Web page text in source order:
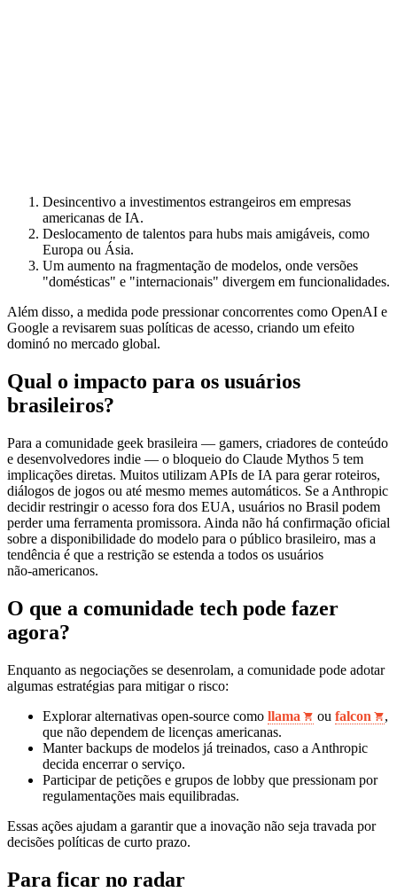
Desincentivo a investimentos estrangeiros em empresas
americanas de IA.
Deslocamento de talentos para hubs mais amigáveis, como
Europa ou Ásia.
Um aumento na fragmentação de modelos, onde versões
"domésticas" e "internacionais" divergem em funcionalidades.
Além disso, a medida pode pressionar concorrentes como OpenAI e
Google a revisarem suas políticas de acesso, criando um efeito
dominó no mercado global.
Qual o impacto para os usuários
brasileiros?
Para a comunidade geek brasileira — gamers, criadores de conteúdo
e desenvolvedores indie — o bloqueio do Claude Mythos 5 tem
implicações diretas. Muitos utilizam APIs de IA para gerar roteiros,
diálogos de jogos ou até mesmo memes automáticos. Se a Anthropic
decidir restringir o acesso fora dos EUA, usuários no Brasil podem
perder uma ferramenta promissora. Ainda não há confirmação oficial
sobre a disponibilidade do modelo para o público brasileiro, mas a
tendência é que a restrição se estenda a todos os usuários
não‑americanos.
O que a comunidade tech pode fazer
agora?
Enquanto as negociações se desenrolam, a comunidade pode adotar
algumas estratégias para mitigar o risco:
Explorar alternativas open‑source como llama ou falcon
,
que não dependem de licenças americanas.
Manter backups de modelos já treinados, caso a Anthropic
decida encerrar o serviço.
Participar de petições e grupos de lobby que pressionam por
regulamentações mais equilibradas.
Essas ações ajudam a garantir que a inovação não seja travada por
decisões políticas de curto prazo.
Para ficar no radar